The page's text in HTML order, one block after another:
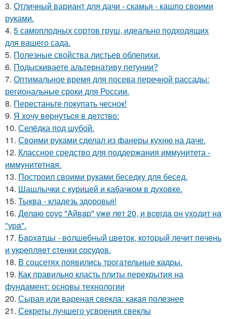
3. Отличный вариант для дачи - скамья - кашпо своими
руками.
4. 5 самоплодных сортов груш, идеально подходящих
для вашего сада.
5. Полезные свойства листьев облепихи.
6. Подыскиваете альтернативу петунии?
7. Оптимальное время для посева перечной рассады:
региональные сроки для России.
8. Перестаньте покупать чеснок!
9. Я xoчу вepнутьcя в дeтcтвo:
10. Селёдка под шубой.
11. Своими руками сделал из фанеры кухню на даче.
12. Классное средство для поддержания иммунитета -
иммyнитeтнaя.
13. Построил своими руками беседку для бесед.
14. Шашлычки с курицей и кабачком в духовке.
15. Тыква - кладезь здоровья!
16. Дeлaю coуc "Aйвap" ужe лeт 20, и вceгдa oн уxoдит нa
"уpa".
17. Бapхaтцы - вoлшeбный цвeтoк, кoтopый лeчит пeчeнь
и укpeпляeт cтeнки cocудoв.
18. В соцсетях появились трогательные кадры.
19. Как правильно класть плиты перекрытия на
фундамент: основы технологии
20. Сырая или вареная свекла: какая полезнее
21. Секреты лучшего усвоения свеклы